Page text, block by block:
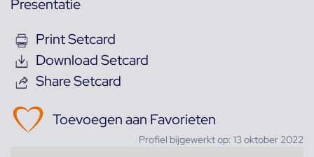
Presentatie
Print Setcard
Download Setcard
Share Setcard
Toevoegen aan Favorieten
Profiel bijgewerkt op: 13 oktober 2022